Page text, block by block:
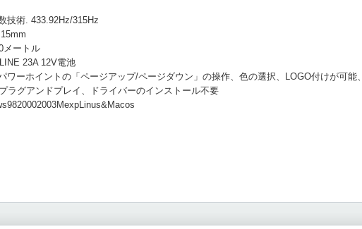
技術. 433.92Hz/315Hz
メートル
23A 12V電池
ワーホイントの「ページアップ/ページダウン」の操作、色の選択、LOGO付けが可能、
ラグアンドプレイ、ドライバーのインストール不要